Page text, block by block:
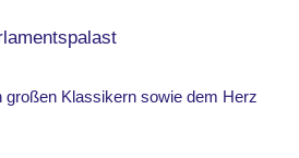
großen Klassikern sowie dem Herz